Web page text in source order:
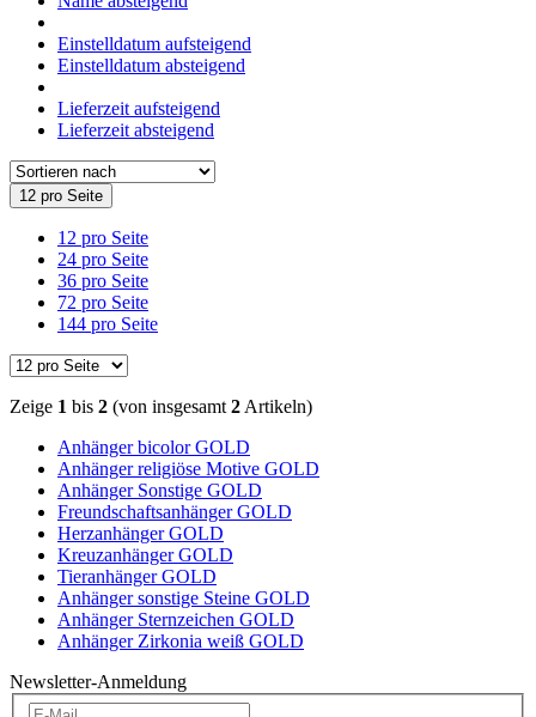
Einstelldatum aufsteigend
Einstelldatum absteigend
Lieferzeit aufsteigend
Lieferzeit absteigend
12 pro Seite
12 pro Seite
24 pro Seite
36 pro Seite
72 pro Seite
144 pro Seite
Zeige 1 bis 2 (von insgesamt 2 Artikeln)
Anhänger bicolor GOLD
Anhänger religiöse Motive GOLD
Anhänger Sonstige GOLD
Freundschaftsanhänger GOLD
Herzanhänger GOLD
Kreuzanhänger GOLD
Tieranhänger GOLD
Anhänger sonstige Steine GOLD
Anhänger Sternzeichen GOLD
Anhänger Zirkonia weiß GOLD
Newsletter-Anmeldung